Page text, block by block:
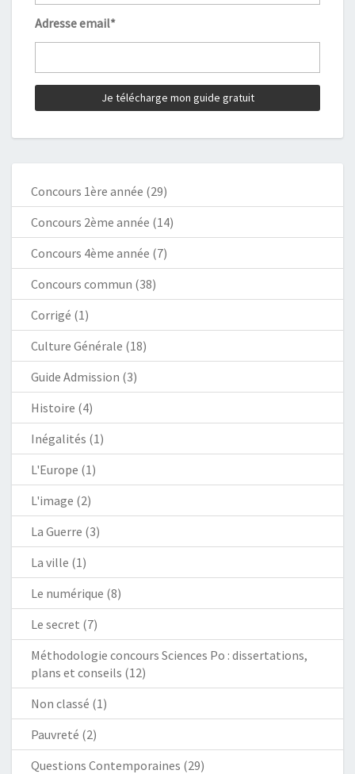
Adresse email*
Concours 1ère année (29)
Concours 2ème année (14)
Concours 4ème année (7)
Concours commun (38)
Corrigé (1)
Culture Générale (18)
Guide Admission (3)
Histoire (4)
Inégalités (1)
L'Europe (1)
L'image (2)
La Guerre (3)
La ville (1)
Le numérique (8)
Le secret (7)
Méthodologie concours Sciences Po : dissertations,
plans et conseils (12)
Non classé (1)
Pauvreté (2)
Questions Contemporaines (29)